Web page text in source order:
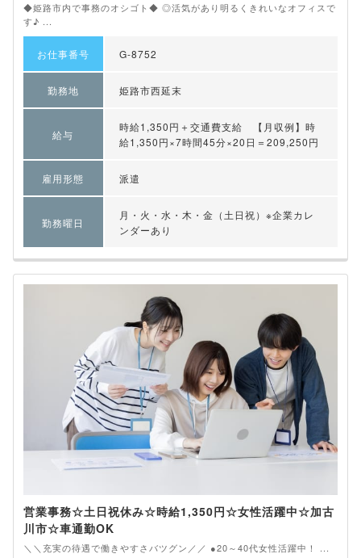
◆姫路市内で事務のオシゴト◆ ◎活気があり明るくきれいなオフィスで
す♪ ...
お仕事番号 G-8752
勤務地 姫路市西延末
給与
時給1,350円＋交通費支給 【月収例】時
給1,350円×7時間45分×20日＝209,250円
雇用形態 派遣
勤務曜日
月・火・水・木・金（土日祝）※企業カレ
ンダーあり
営業事務☆土日祝休み☆時給1,350円☆女性活躍中☆加古
川市☆車通勤OK
＼＼充実の待遇で働きやすさバツグン／／ ●20～40代女性活躍中！ ...